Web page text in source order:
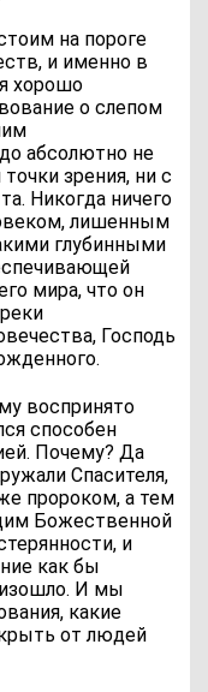
на пороге
и именно в
хорошо
о слепом
абсолютно не
зрения, ни с
Никогда ничего
лишенным
глубинными
мира, что он
Господь
воспринято
способен
Почему? Да
Спасителя,
пророком, а тем
Божественной
и
как бы
И мы
какие
от людей